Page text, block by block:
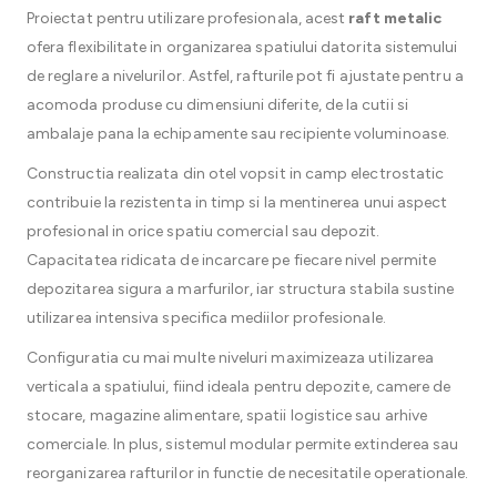
Proiectat pentru utilizare profesionala, acest raft metalic
ofera flexibilitate in organizarea spatiului datorita sistemului
de reglare a nivelurilor. Astfel, rafturile pot fi ajustate pentru a
acomoda produse cu dimensiuni diferite, de la cutii si
ambalaje pana la echipamente sau recipiente voluminoase.
Constructia realizata din otel vopsit in camp electrostatic
contribuie la rezistenta in timp si la mentinerea unui aspect
profesional in orice spatiu comercial sau depozit.
Capacitatea ridicata de incarcare pe fiecare nivel permite
depozitarea sigura a marfurilor, iar structura stabila sustine
utilizarea intensiva specifica mediilor profesionale.
Configuratia cu mai multe niveluri maximizeaza utilizarea
verticala a spatiului, fiind ideala pentru depozite, camere de
stocare, magazine alimentare, spatii logistice sau arhive
comerciale. In plus, sistemul modular permite extinderea sau
reorganizarea rafturilor in functie de necesitatile operationale.